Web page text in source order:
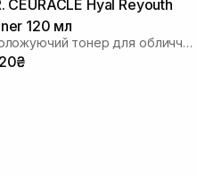
CEURACLE Hyal Reyouth
120 мл
Зволожуючий тонер для обличчя з гіалуроновою кислотою